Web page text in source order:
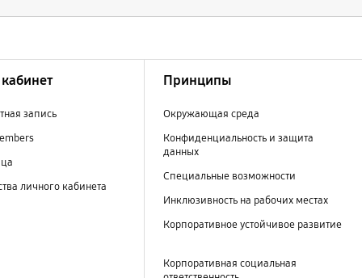
запись
личного кабинета
Принципы
Окружающая среда
Конфиденциальность и защита
данных
Специальные возможности
Инклюзивность на рабочих местах
Корпоративное устойчивое развитие
Корпоративная социальная